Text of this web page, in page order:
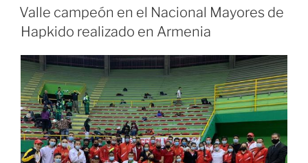
etapa
Quintana
quinto
del
Skoda
Tour
Luxembourg»
EL
Valle campeón en el Nacional Mayores de
Hapkido realizado en Armenia